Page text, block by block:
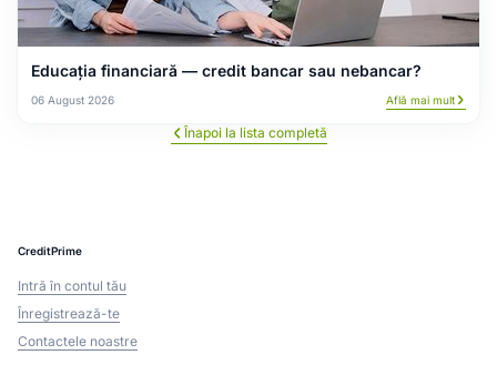
Educația financiară — сredit bancar sau nebancar?
06 August 2026 Află mai mult
Înapoi la lista completă
CreditPrime
Intră în contul tău
Înregistrează-te
Contactele noastre